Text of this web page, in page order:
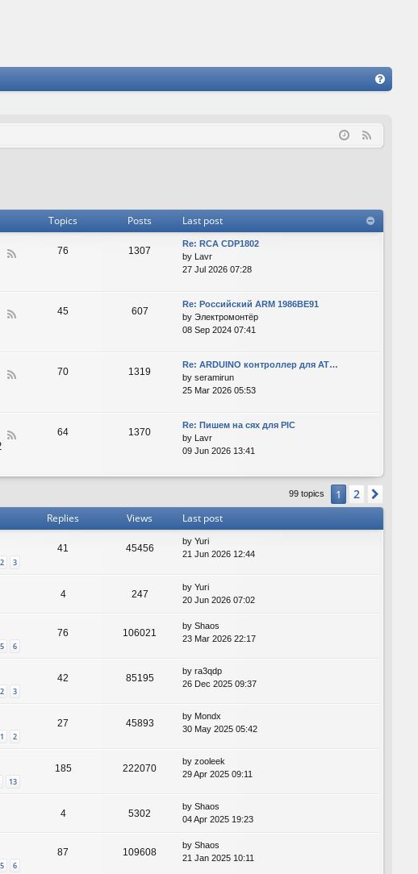
Q
Topics Posts Last post
F
d
4
T
76 1307
Re: RCA CDP1802
by Lavr
27 Jul 2026 07:28
F
d
A
45 607
Re: Российский ARM 1986ВЕ91
by Электромонтёр
08 Sep 2024 07:41
F
d
A
70 1319
Re: ARDUINO контроллер для AT…
by seramirun
25 Mar 2026 05:53
F
64 1370
Re: Пишем на сях для PIC
by Lavr
09 Jun 2026 13:41
99 topics 1 2
Replies Views Last post
2 3
41 45456
by Yuri
21 Jun 2026 12:44
4 247
by Yuri
20 Jun 2026 07:02
5 6
76 106021
by Shaos
23 Mar 2026 22:17
2 3
42 85195
by ra3qdp
26 Dec 2025 09:37
1 2
27 45893
by Mondx
30 May 2025 05:42
13
185 222070
by zooleek
29 Apr 2025 09:11
4 5302
by Shaos
04 Apr 2025 19:23
5 6
87 109608
by Shaos
21 Jan 2025 10:11